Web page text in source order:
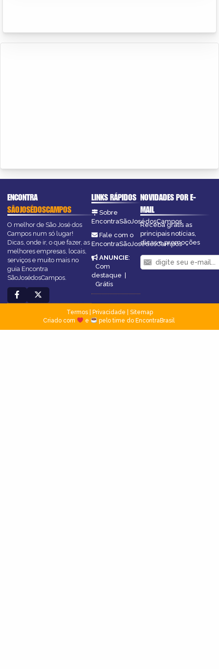
ENCONTRA
SÃOJOSÉDOSCAMPOS
O melhor de São José dos
Campos num só lugar!
Dicas, onde ir, o que fazer, as
melhores empresas, locais,
serviços e muito mais no
guia Encontra
SãoJosédosCampos.
LINKS RÁPIDOS
Sobre
EncontraSãoJosédosCampos
Fale com o
EncontraSãoJosédosCampos
ANUNCIE:
Com
destaque |
Grátis
NOVIDADES POR E-
MAIL
Receba grátis as
principais notícias,
dicas e promoções
Termos| Privacidade
Sitemap
Criado com
e pelo time do EncontraBrasil